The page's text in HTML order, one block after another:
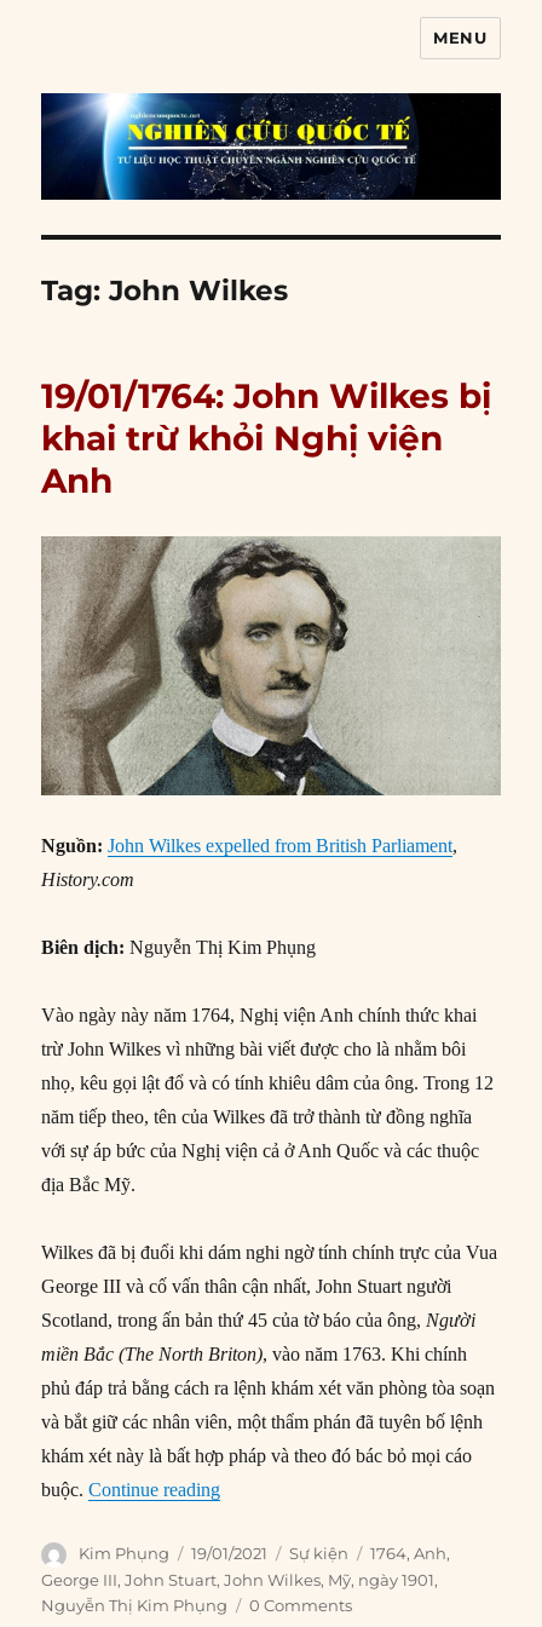
MENU
Tag:John Wilkes
19/01/1764: John Wilkes bị
khai trừ khỏi Nghị viện
Anh
Nguồn:John Wilkes expelled from British Parliament,
History.com
Biên dịch: Nguyễn Thị Kim Phụng
Vào ngày này năm 1764, Nghị viện Anh chính thức khai
trừ John Wilkes vì những bài viết được cho là nhằm bôi
nhọ, kêu gọi lật đổ và có tính khiêu dâm của ông. Trong 12
năm tiếp theo, tên của Wilkes đã trở thành từ đồng nghĩa
với sự áp bức của Nghị viện cả ở Anh Quốc và các thuộc
địa Bắc Mỹ.
Wilkes đã bị đuổi khi dám nghi ngờ tính chính trực của Vua
George III và cố vấn thân cận nhất, John Stuart người
Scotland, trong ấn bản thứ 45 của tờ báo của ông,Người
miền Bắc (The North Briton), vào năm 1763. Khi chính
phủ đáp trả bằng cách ra lệnh khám xét văn phòng tòa soạn
và bắt giữ các nhân viên, một thẩm phán đã tuyên bố lệnh
khám xét này là bất hợp pháp và theo đó bác bỏ mọi cáo
buộc.Continue reading“19/01/1764: John Wilkes bị khai trừ
Author
Kim Phụng
Posted
on
19/01/2021 Categories
Sự kiện Tags
1764,Anh,
George III,John Stuart,John Wilkes, Mỹ, ngày 1901,
Nguyễn Thị Kim Phụng
0 Comments